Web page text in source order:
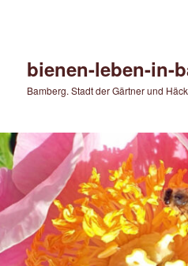
bienen-leben-in-
Bamberg. Stadt der Gärtner und